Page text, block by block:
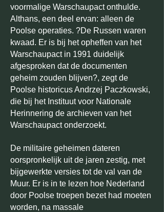
voormalige Warschaupact onthulde.
Althans, een deel ervan: alleen de
Poolse operaties. ?De Russen waren
kwaad. Er is bij het opheffen van het
Warschaupact in 1991 duidelijk
afgesproken dat de documenten
geheim zouden blijven?, zegt de
Poolse historicus Andrzej Paczkowski,
die bij het Instituut voor Nationale
Herinnering de archieven van het
Warschaupact onderzoekt.
De militaire geheimen dateren
oorspronkelijk uit de jaren zestig, met
bijgewerkte versies tot de val van de
Muur. Er is in te lezen hoe Nederland
door Poolse troepen bezet had moeten
worden, na massale